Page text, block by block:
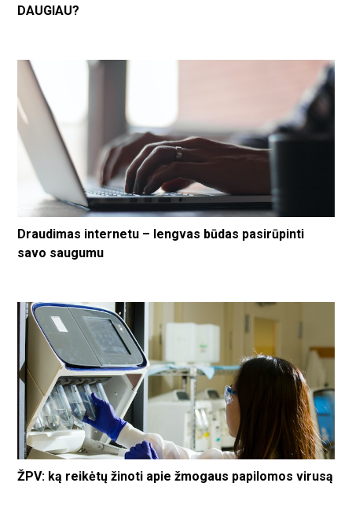
DAUGIAU?
Draudimas internetu – lengvas būdas pasirūpinti
savo saugumu
ŽPV: ką reikėtų žinoti apie žmogaus papilomos virusą